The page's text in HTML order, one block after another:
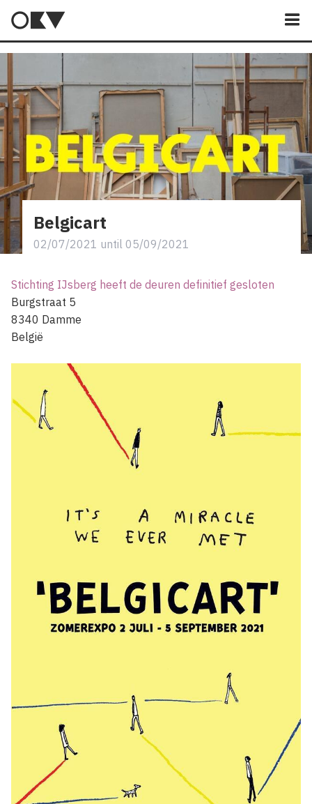
Belgicart
02/07/2021 until 05/09/2021
Stichting IJsberg heeft de deuren definitief gesloten
Burgstraat 5
8340 Damme
België